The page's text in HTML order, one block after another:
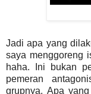
Jadi apa yang
saya menggoreng
haha. Ini bukan
pemeran
grupnya. Apa